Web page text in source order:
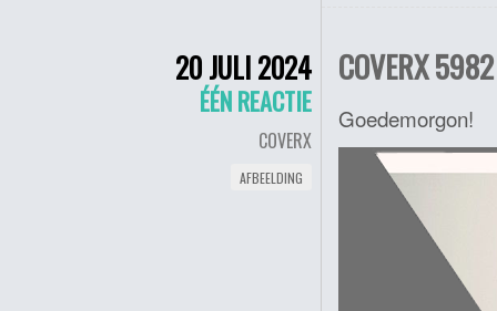
20 JULI 2024
ÉÉN REACTIE
COVERX
AFBEELDING
COVERX
Goedemorgon!